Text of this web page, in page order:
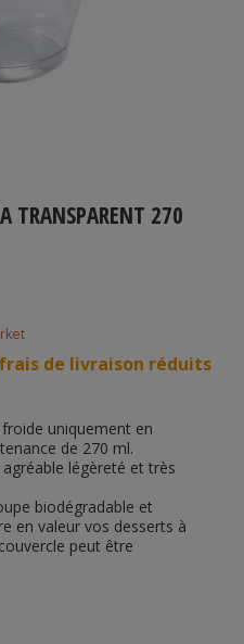
TRANSPARENT 270
de livraison réduits
uniquement en
de 270 ml.
légèreté et très
biodégradable et
en valeur vos desserts à
peut être